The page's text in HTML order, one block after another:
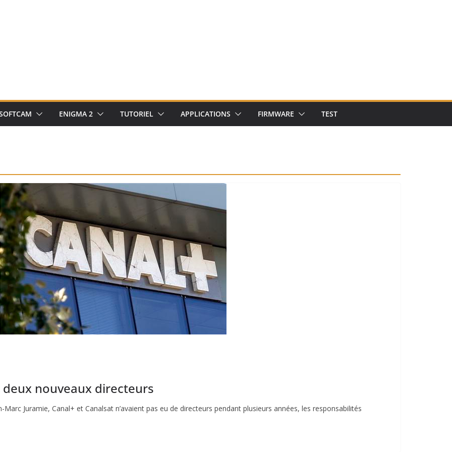
ENIGMA 2 TUTORIEL APPLICATIONS FIRMWARE TEST
nouveaux directeurs
Juramie, Canal+ et Canalsat n’avaient pas eu de directeurs pendant plusieurs années, les responsabilités